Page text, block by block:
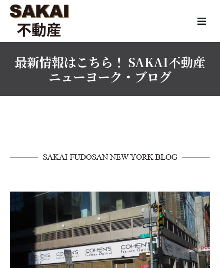
最新情報はこちら！ SAKAI不動産
ニューヨーク・ブログ
SAKAI FUDOSAN NEW YORK BLOG